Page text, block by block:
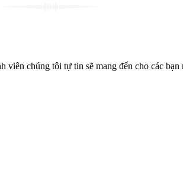
chúng tôi tự tin sẽ mang đến cho các